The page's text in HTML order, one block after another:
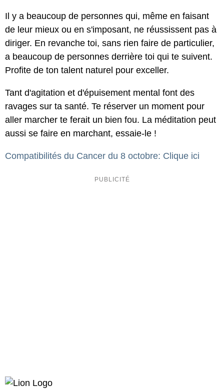
Il y a beaucoup de personnes qui, même en faisant
de leur mieux ou en s'imposant, ne réussissent pas à
diriger. En revanche toi, sans rien faire de particulier,
a beaucoup de personnes derrière toi qui te suivent.
Profite de ton talent naturel pour exceller.
Tant d'agitation et d'épuisement mental font des
ravages sur ta santé. Te réserver un moment pour
aller marcher te ferait un bien fou. La méditation peut
aussi se faire en marchant, essaie-le !
Compatibilités du Cancer du 8 octobre: Clique ici